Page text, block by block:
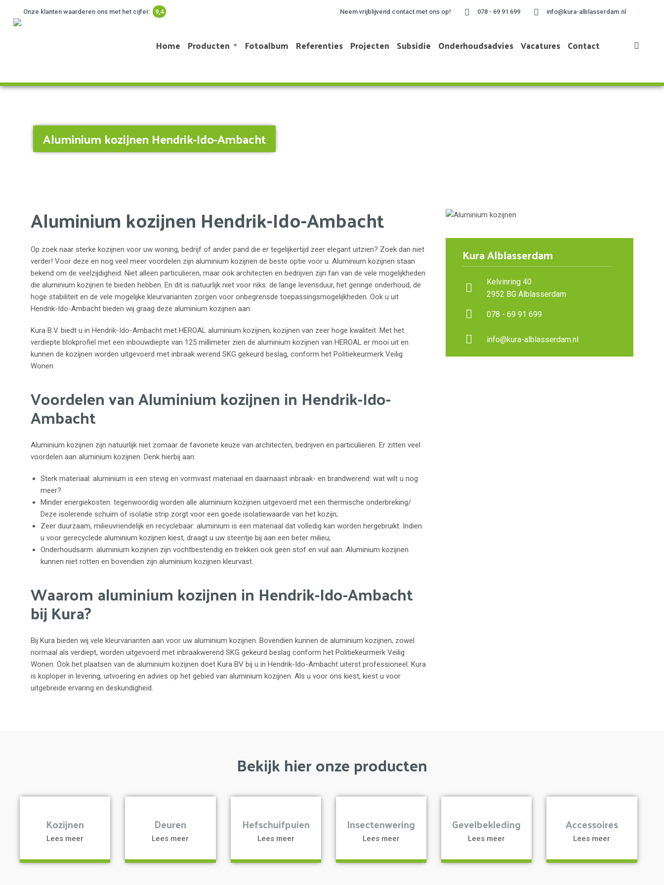
Onze klanten waarderen ons met het cijfer: 9,4 Neem vrijblijvend contact met ons op! 078 - 69 91 699 info@kura-alblasserdam.nl
Home Producten Fotoalbum Referenties Projecten Subsidie Onderhoudsadvies Vacatures Contact
Aluminium kozijnen Hendrik-Ido-Ambacht
Aluminium kozijnen Hendrik-Ido-Ambacht
Op zoek naar sterke kozijnen voor uw woning, bedrijf of ander pand die er tegelijkertijd zeer elegant uitzien? Zoek dan niet
verder! Voor deze en nog veel meer voordelen zijn aluminium kozijnen de beste optie voor u. Aluminium kozijnen staan
bekend om de veelzijdigheid. Niet alleen particulieren, maar ook architecten en bedrijven zijn fan van de vele mogelijkheden
die aluminium kozijnen te bieden hebben. En dit is natuurlijk niet voor niks: de lange levensduur, het geringe onderhoud, de
hoge stabiliteit en de vele mogelijke kleurvarianten zorgen voor onbegrensde toepassingsmogelijkheden. Ook u uit
Hendrik-Ido-Ambacht bieden wij graag deze aluminium kozijnen aan.
Kura B.V. biedt u in Hendrik-Ido-Ambacht met HEROAL aluminium kozijnen, kozijnen van zeer hoge kwaliteit. Met het
verdiepte blokprofiel met een inbouwdiepte van 125 millimeter zien de aluminium kozijnen van HEROAL er mooi uit en
kunnen de kozijnen worden uitgevoerd met inbraak werend SKG gekeurd beslag, conform het Politiekeurmerk Veilig
Wonen.
Voordelen van Aluminium kozijnen in Hendrik-Ido-
Ambacht
Aluminium kozijnen zijn natuurlijk niet zomaar de favoriete keuze van architecten, bedrijven en particulieren. Er zitten veel
voordelen aan aluminium kozijnen. Denk hierbij aan:
Sterk materiaal: aluminium is een stevig en vormvast materiaal en daarnaast inbraak- en brandwerend: wat wilt u nog
meer?
Minder energiekosten: tegenwoordig worden alle aluminium kozijnen uitgevoerd met een thermische onderbreking/
Deze isolerende schuim of isolatie strip zorgt voor een goede isolatiewaarde van het kozijn;
Zeer duurzaam, milieuvriendelijk en recyclebaar: aluminium is een materiaal dat volledig kan worden hergebruikt. Indien
u voor gerecyclede aluminium kozijnen kiest, draagt u uw steentje bij aan een beter milieu;
Onderhoudsarm: aluminium kozijnen zijn vochtbestendig en trekken ook geen stof en vuil aan. Aluminium kozijnen
kunnen niet rotten en bovendien zijn aluminium kozijnen kleurvast.
Waarom aluminium kozijnen in Hendrik-Ido-Ambacht
bij Kura?
Bij Kura bieden wij vele kleurvarianten aan voor uw aluminium kozijnen. Bovendien kunnen de aluminium kozijnen, zowel
normaal als verdiept, worden uitgevoerd met inbraakwerend SKG gekeurd beslag conform het Politiekeurmerk Veilig
Wonen. Ook het plaatsen van de aluminium kozijnen doet Kura BV bij u in Hendrik-Ido-Ambacht uiterst professioneel. Kura
is koploper in levering, uitvoering en advies op het gebied van aluminium kozijnen. Als u voor ons kiest, kiest u voor
uitgebreide ervaring en deskundigheid.
Kura Alblasserdam
Kelvinring 40
2952 BG Alblasserdam
078 - 69 91 699
info@kura-alblasserdam.nl
Bekijk hier onze producten
Kozijnen
Lees meer
Deuren
Lees meer
Hefschuifpuien
Lees meer
Insectenwering
Lees meer
Gevelbekleding
Lees meer
Accessoires
Lees meer